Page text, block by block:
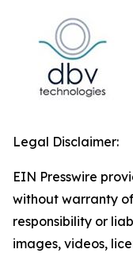
Legal Disclaimer:
EIN Presswire
without warranty
responsibility or
images, videos,